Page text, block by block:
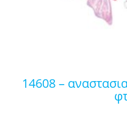
14608 – αναστασια νεραϊδα με αληθινα